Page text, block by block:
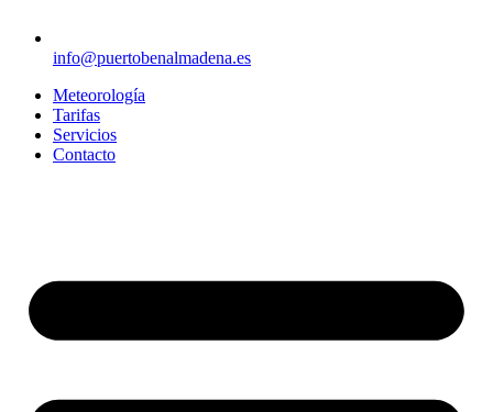
info@puertobenalmadena.es
Meteorología
Tarifas
Servicios
Contacto